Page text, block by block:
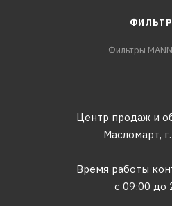
Фильтры
Центр продаж и
Масломарт,
Время работы
с 09:00 до